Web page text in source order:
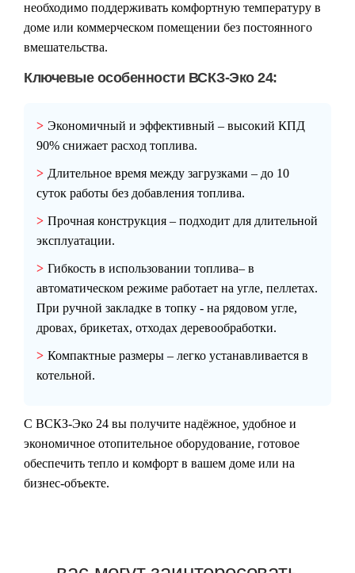
необходимо поддерживать комфортную температуру в
доме или коммерческом помещении без постоянного
вмешательства.
Ключевые особенности ВСКЗ-Эко 24:
Экономичный и эффективный – высокий КПД
90% снижает расход топлива.
Длительное время между загрузками – до 10
суток работы без добавления топлива.
Прочная конструкция – подходит для длительной
эксплуатации.
Гибкость в использовании топлива– в
автоматическом режиме работает на угле, пеллетах.
При ручной закладке в топку - на рядовом угле,
дровах, брикетах, отходах деревообработки.
Компактные размеры – легко устанавливается в
котельной.
С ВСКЗ-Эко 24 вы получите надёжное, удобное и
экономичное отопительное оборудование, готовое
обеспечить тепло и комфорт в вашем доме или на
бизнес-объекте.